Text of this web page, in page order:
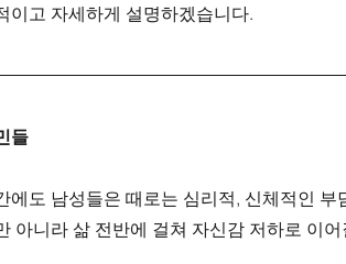
이고 자세하게 설명하겠습니다.
들
에도 남성들은 때로는 심리적, 신체적인 부
아니라 삶 전반에 걸쳐 자신감 저하로 이